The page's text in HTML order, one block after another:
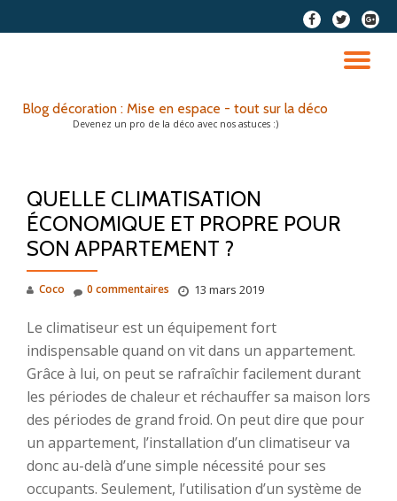
fa-
facebook
fa-
twitter
fa-
plus-
Blog décoration : Mise en espace - tout sur la déco
Devenez un pro de la déco avec nos astuces :)
QUELLE CLIMATISATION
ÉCONOMIQUE ET PROPRE POUR
SON APPARTEMENT ?
Coco 13 mars 2019
0 commentaires
Le climatiseur est un équipement fort
indispensable quand on vit dans un appartement.
Grâce à lui, on peut se rafraîchir facilement durant
les périodes de chaleur et réchauffer sa maison lors
des périodes de grand froid. On peut dire que pour
un appartement, l’installation d’un climatiseur va
donc au-delà d’une simple nécessité pour ses
occupants. Seulement, l’utilisation d’un système de